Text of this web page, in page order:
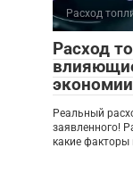
Расход
Расход
экономии
Реальный
заявленного!
какие